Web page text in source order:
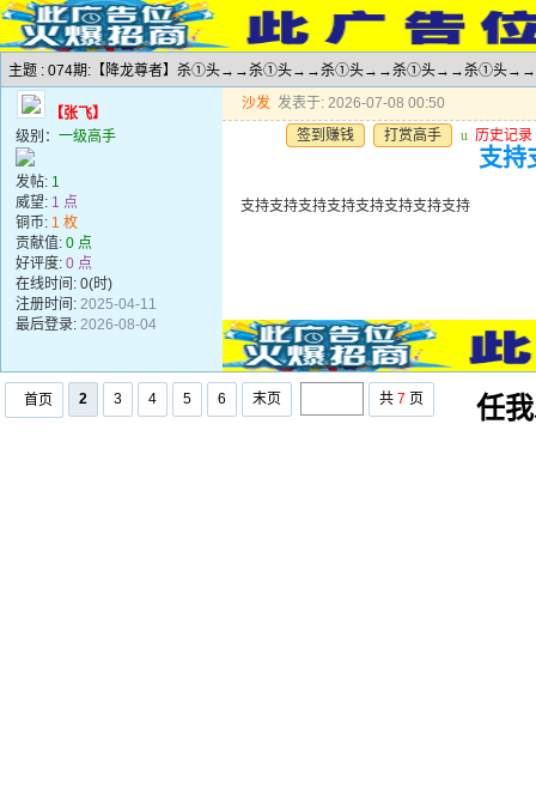
主题 : 074期:【降龙尊者】杀①头→→杀①头→→杀①头→→杀①头→→杀①头→→
【张飞】
级别： 一级高手
发帖: 1
威望: 1 点
铜币: 1 枚
贡献值: 0 点
好评度: 0 点
在线时间: 0(时)
注册时间: 2025-04-11
最后登录: 2026-08-04
沙发 发表于: 2026-07-08 00:50
签到赚钱
打赏高手 u 历史记录
支持
支持支持支持支持支持支持支持支持
首页 2 3 4 5 6 末页 共 7 页 任我